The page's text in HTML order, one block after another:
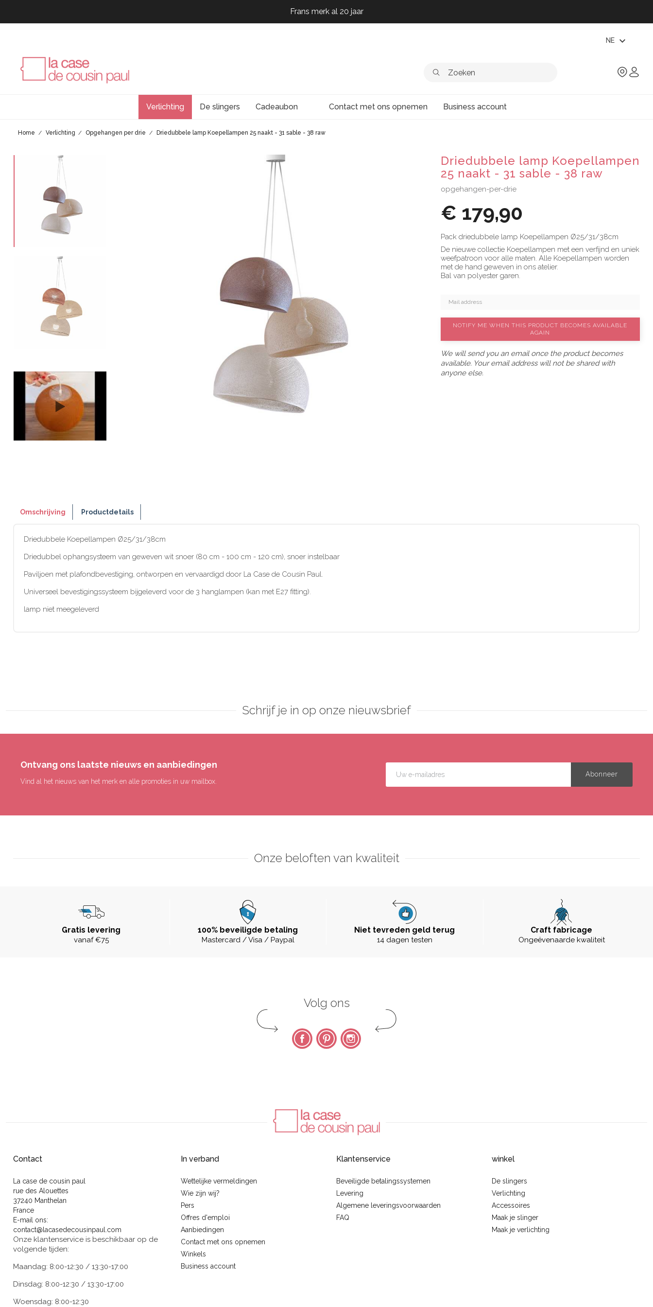
Frans merk al 20 jaar
Frans merk al 20 jaar
NE expand_more
Verlichting De slingers Cadeaubon Contact met ons opnemen Business account
Home Verlichting Opgehangen per drie Driedubbele lamp Koepellampen 25 naakt - 31 sable - 38 raw
Driedubbele lamp Koepellampen
25 naakt - 31 sable - 38 raw
opgehangen-per-drie
€ 179,90
Pack driedubbele lamp Koepellampen Ø25/31/38cm
De nieuwe collectie Koepellampen met een verfijnd en uniek
weefpatroon voor alle maten. Alle Koepellampen worden
met de hand geweven in ons atelier.
Bal van polyester garen.
NOTIFY ME WHEN THIS PRODUCT BECOMES AVAILABLE
AGAIN
We will send you an email once the product becomes
available. Your email address will not be shared with
anyone else.
Omschrijving Productdetails
Driedubbele Koepellampen Ø25/31/38cm
Driedubbel ophangsysteem van geweven wit snoer (80 cm - 100 cm - 120 cm), snoer instelbaar
Paviljoen met plafondbevestiging, ontworpen en vervaardigd door La Case de Cousin Paul.
Universeel bevestigingssysteem bijgeleverd voor de 3 hanglampen (kan met E27 fitting).
lamp niet meegeleverd
Schrijf je in op onze nieuwsbrief
Ontvang ons laatste nieuws en aanbiedingen
Vind al het nieuws van het merk en alle promoties in uw mailbox.
Onze beloften van kwaliteit
Gratis levering
vanaf €75
100% beveiligde betaling
Mastercard / Visa / Paypal
Niet tevreden geld terug
14 dagen testen
Craft fabricage
Ongeëvenaarde kwaliteit
Volg ons
FacebookPinterest Instagram
Contact
La case de cousin paul
rue des Alouettes
37240 Manthelan
France
E-mail ons:
contact@lacasedecousinpaul.com
Onze klantenservice is beschikbaar op de
volgende tijden:
Maandag: 8:00-12:30 / 13:30-17:00
Dinsdag: 8:00-12:30 / 13:30-17:00
Woensdag: 8:00-12:30
In verband
Wettelijke vermeldingen
Wie zijn wij?
Pers
Offres d'emploi
Aanbiedingen
Contact met ons opnemen
Winkels
Business account
Klantenservice
Beveiligde betalingssystemen
Levering
Algemene leveringsvoorwaarden
FAQ
winkel
De slingers
Verlichting
Accessoires
Maak je slinger
Maak je verlichting